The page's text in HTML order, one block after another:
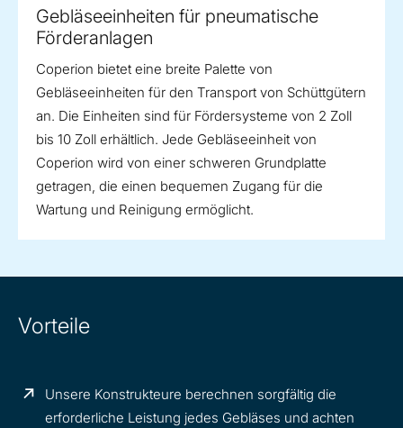
Gebläseeinheiten für pneumatische
Förderanlagen
Coperion bietet eine breite Palette von
Gebläseeinheiten für den Transport von Schüttgütern
an. Die Einheiten sind für Fördersysteme von 2 Zoll
bis 10 Zoll erhältlich. Jede Gebläseeinheit von
Coperion wird von einer schweren Grundplatte
getragen, die einen bequemen Zugang für die
Wartung und Reinigung ermöglicht.
Vorteile
Unsere Konstrukteure berechnen sorgfältig die
erforderliche Leistung jedes Gebläses und achten